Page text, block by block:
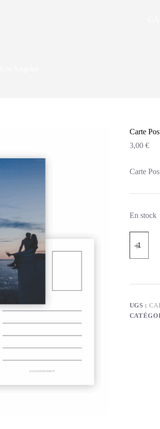
Carte
3,00 €
Carte
En stock
de
Postale
UGS :